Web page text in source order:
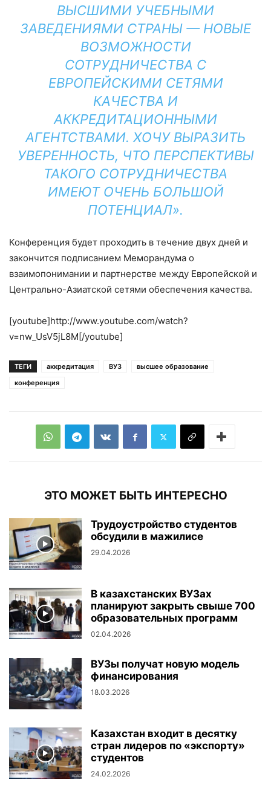
ВЫСШИМИ УЧЕБНЫМИ
ЗАВЕДЕНИЯМИ СТРАНЫ — НОВЫЕ
ВОЗМОЖНОСТИ
СОТРУДНИЧЕСТВА С
ЕВРОПЕЙСКИМИ СЕТЯМИ
КАЧЕСТВА И
АККРЕДИТАЦИОННЫМИ
АГЕНТСТВАМИ. ХОЧУ ВЫРАЗИТЬ
УВЕРЕННОСТЬ, ЧТО ПЕРСПЕКТИВЫ
ТАКОГО СОТРУДНИЧЕСТВА
ИМЕЮТ ОЧЕНЬ БОЛЬШОЙ
ПОТЕНЦИАЛ».
Конференция будет проходить в течение двух дней и
закончится подписанием Меморандума о
взаимопонимании и партнерстве между Европейской и
Центрально-Азиатской сетями обеспечения качества.
[youtube]http://www.youtube.com/watch?
v=nw_UsV5jL8M[/youtube]
ТЕГИ аккредитация ВУЗ
высшее образование
конференция
ЭТО МОЖЕТ БЫТЬ ИНТЕРЕСНО
Трудоустройство студентов
обсудили в мажилисе
29.04.2026
В казахстанских ВУЗах
планируют закрыть свыше 700
образовательных программ
02.04.2026
ВУЗы получат новую модель
финансирования
18.03.2026
Казахстан входит в десятку
стран лидеров по «экспорту»
студентов
24.02.2026